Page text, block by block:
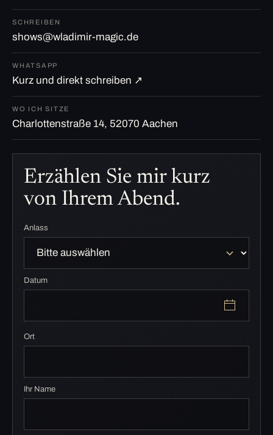
SCHREIBEN
shows@wladimir-magic.de
WHATSAPP
Kurz und direkt schreiben ↗
WO ICH SITZE
Charlottenstraße 14, 52070 Aachen
Erzählen Sie mir kurz
von Ihrem Abend.
Anlass
Datum
Ort
Ihr Name